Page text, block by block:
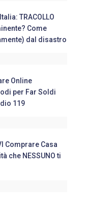
TRACOLLO
Come
dal disastro
Online
per Far Soldi
119
Comprare Casa
che NESSUNO ti